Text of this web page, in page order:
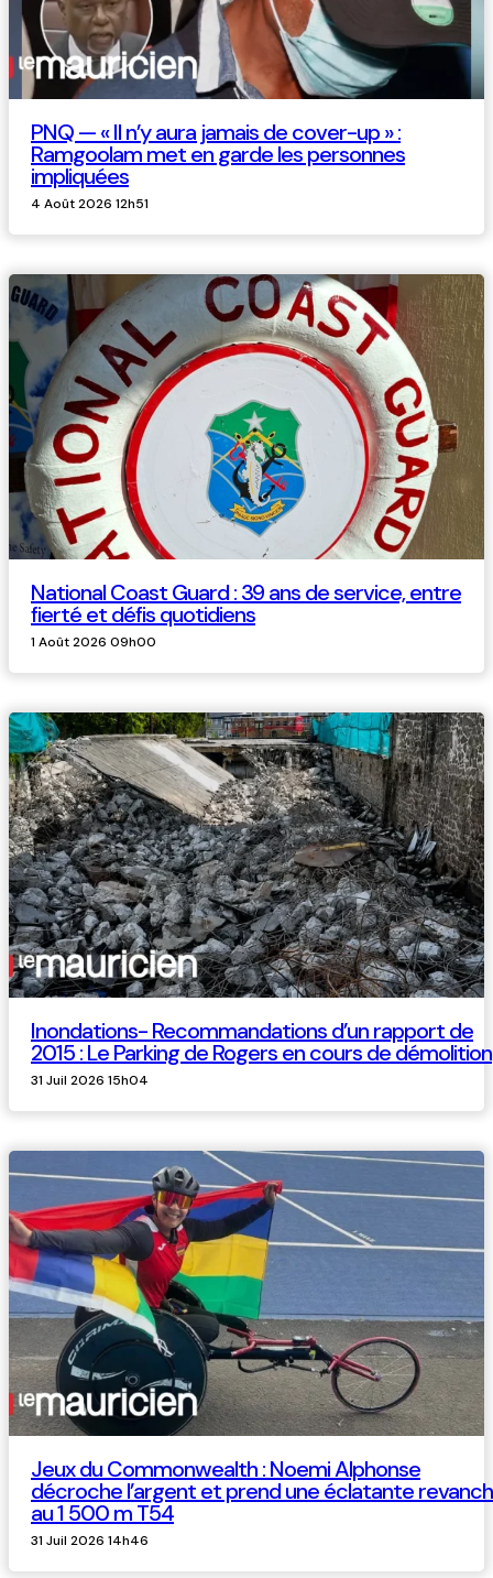
PNQ — « Il n’y aura jamais de cover-up » :
Ramgoolam met en garde les personnes
impliquées
4 Août 2026 12h51
National Coast Guard : 39 ans de service, entre
fierté et défis quotidiens
1 Août 2026 09h00
Inondations- Recommandations d’un rapport de
2015 : Le Parking de Rogers en cours de démolition
31 Juil 2026 15h04
Jeux du Commonwealth : Noemi Alphonse
décroche l’argent et prend une éclatante
au 1 500 m T54
31 Juil 2026 14h46